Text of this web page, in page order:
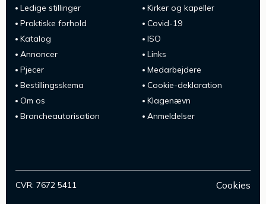
Ledige stillinger
Praktiske forhold
Katalog
Annoncer
Pjecer
Bestillingsskema
Om os
Brancheautorisation
Kirker og kapeller
Covid-19
ISO
Links
Medarbejdere
Cookie-deklaration
Klagenævn
Anmeldelser
CVR: 7672 5411 Cookies